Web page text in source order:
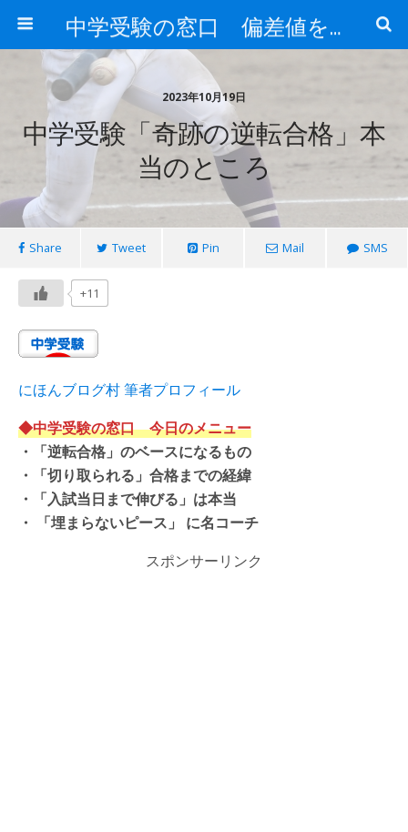
中学受験の窓口 偏差値を上げる勉強法
2023年10月19日
中学受験「奇跡の逆転合格」本
当のところ
Share Tweet Pin Mail SMS
+11
にほんブログ村 筆者プロフィール
◆中学受験の窓口 今日のメニュー
・
「逆転合格」のベースになるもの
・
「切り取られる」合格までの経緯
・
「入試当日まで伸びる」は本当
・
「埋まらないピース」 に名コーチ
スポンサーリンク